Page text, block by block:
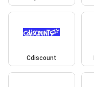
Cdiscount